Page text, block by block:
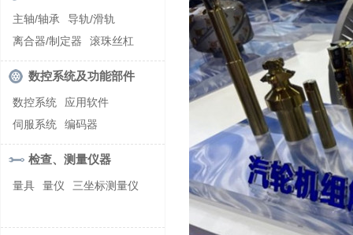
激光快速成型
组合机床
螺纹加工机床
主轴/轴承
导轨/滑轨
离合器/制定器
滚珠丝杠
齿轮/减速器
数控系统及功能部件
数控系统
应用软件
伺服系统
编码器
检查、测量仪器
量具 量仪 三坐标测量仪